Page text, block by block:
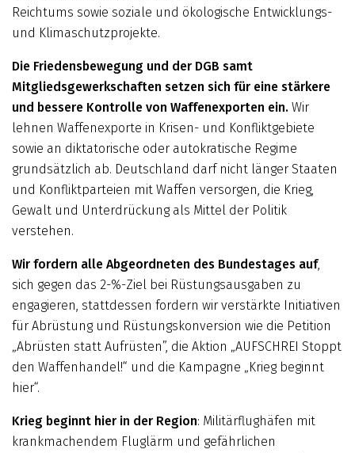
Reichtums sowie soziale und ökologische Entwicklungs-
und Klimaschutzprojekte.
Die Friedensbewegung und der DGB samt
Mitgliedsgewerkschaften setzen sich für eine stärkere
und bessere Kontrolle von Waffenexporten ein. Wir
lehnen Waffenexporte in Krisen- und Konfliktgebiete
sowie an diktatorische oder autokratische Regime
grundsätzlich ab. Deutschland darf nicht länger Staaten
und Konfliktparteien mit Waffen versorgen, die Krieg,
Gewalt und Unterdrückung als Mittel der Politik
verstehen.
Wir fordern alle Abgeordneten des Bundestages auf,
sich gegen das 2-%-Ziel bei Rüstungs­ausgaben zu
engagieren, stattdessen fordern wir verstärkte Initiativen
für Abrüstung und Rüstungskonversion wie die Petition
„Abrüsten statt Aufrüsten”, die Aktion „AUFSCHREI Stoppt
den Waffenhandel!“ und die Kampagne „Krieg beginnt
hier“.
Krieg beginnt hier in der Region: Militärflughäfen mit
krankmachendem Fluglärm und gefähr­lichen